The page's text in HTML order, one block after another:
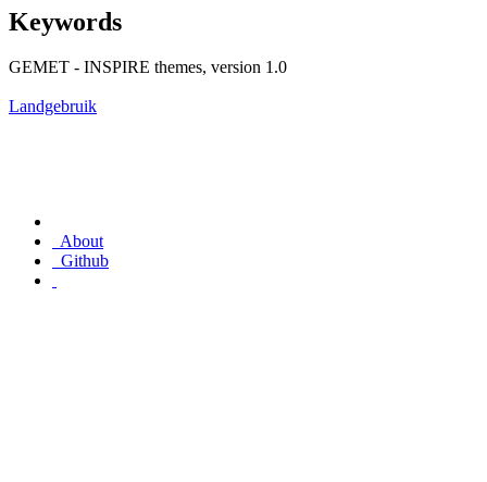
Keywords
GEMET - INSPIRE themes, version 1.0
Landgebruik
About
Github